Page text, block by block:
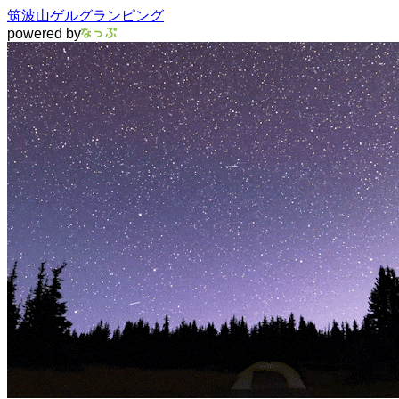
筑波山ゲルグランピング
powered by